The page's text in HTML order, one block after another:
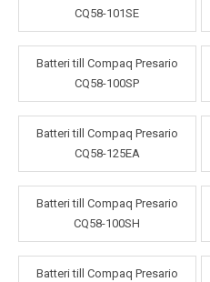
CQ58-101SE
Batteri till Compaq Presario
CQ58-100SP
Batteri till Compaq Presario
CQ58-125EA
Batteri till Compaq Presario
CQ58-100SH
Batteri till Compaq Presario